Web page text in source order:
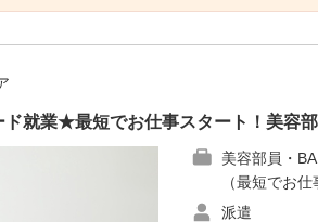
ド就業★最短でお仕事スタート！美容
美容部員・BA
（最短でお
派遣